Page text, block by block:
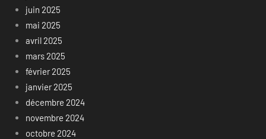
juin 2025
mai 2025
avril 2025
mars 2025
février 2025
janvier 2025
décembre 2024
novembre 2024
octobre 2024